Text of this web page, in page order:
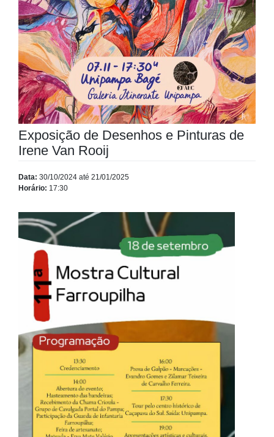
Exposição de Desenhos e Pinturas de
Irene Van Rooij
Data: 30/10/2024 até 21/01/2025
Horário: 17:30